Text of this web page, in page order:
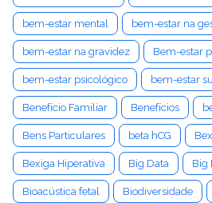
bem-estar mental bem-estar na
bem-estar na gravidez Bem-estar
bem-estar psicológico bem-estar
Benefício Familiar Benefícios
Bens Particulares beta hCG
Bexiga Hiperativa Big Data Big
Bioacústica fetal Biodiversidade